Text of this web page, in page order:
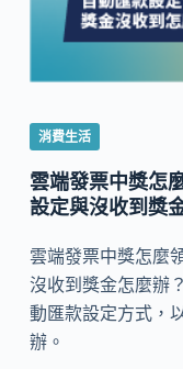
消費生活
雲端發票中獎怎
設定與沒收到獎
雲端發票中獎怎麼
沒收到獎金怎麼辦
動匯款設定方式，
辦。